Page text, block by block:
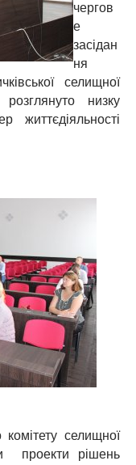
чергов
е
засідан
ня
селищної
низку
селищної
проекти рішень